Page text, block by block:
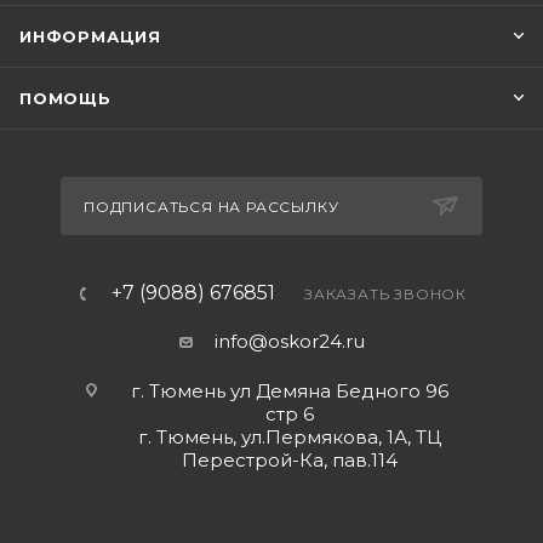
ИНФОРМАЦИЯ
ПОМОЩЬ
ПОДПИСАТЬСЯ НА РАССЫЛКУ
+7 (9088) 676851 ЗАКАЗАТЬ ЗВОНОК
info@oskor24.ru
г. Тюмень ул Демяна Бедного 96
стр 6
г. Тюмень, ул.Пермякова, 1А, ТЦ
Перестрой-Ка, пав.114